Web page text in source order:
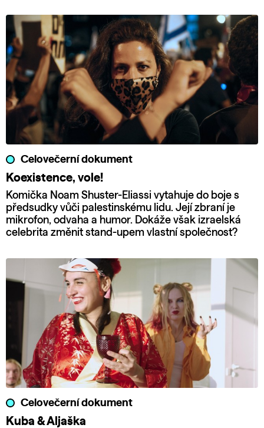
Celovečerní dokument
Koexistence, vole!
Komička Noam Shuster-Eliassi vytahuje do boje s
předsudky vůči palestinskému lidu. Její zbraní je
mikrofon, odvaha a humor. Dokáže však izraelská
celebrita změnit stand-upem vlastní společnost?
Celovečerní dokument
Kuba & Aljaška